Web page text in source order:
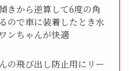
きから逆算して6度の角
ので車に装着したとき水
ンちゃんが快適
の飛び出し防止用にリー